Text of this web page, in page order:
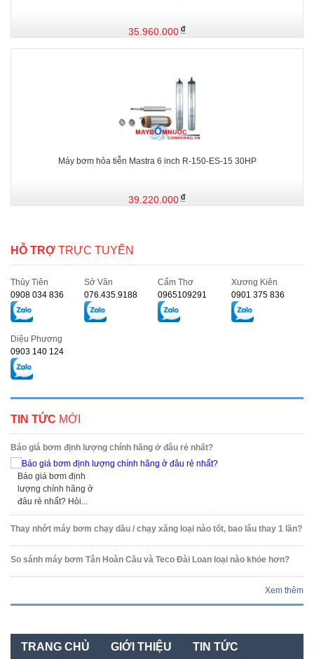
35.960.000
Máy bơm hỏa tiễn Mastra 6 inch R-150-ES-15 30HP
39.220.000
HỖ TRỢ TRỰC TUYẾN
Thủy Tiên
0908 034 836
Sở Vân
076.435.9188
Cẩm Thơ
0965109291
Xương Kiên
0901 375 836
Diệu Phương
0903 140 124
TIN TỨC MỚI
Báo giá bơm định lượng chính hãng ở đâu rẻ nhất?
Báo giá bơm định
lượng chính hãng ở
đâu rẻ nhất? Hỏi...
Thay nhớt máy bơm chạy dầu / chạy xăng loại nào tốt, bao lâu thay 1 lần?
So sánh máy bơm Tân Hoàn Cầu và Teco Đài Loan loại nào khỏe hơn?
Xem thêm
TRANG CHỦ GIỚI THIỆU
TIN TỨC